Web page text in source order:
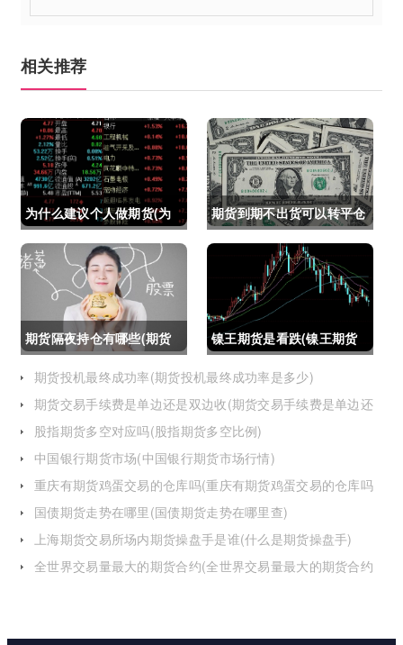
相关推荐
为什么建议个人做期货(为
什么建议个人做期货交易)
期货到期不出货可以转平仓
吗吗(期货如果到期不平仓
怎么办)
期货隔夜持仓有哪些(期货
隔夜持仓有哪些风险)
镍王期货是看跌(镍王期货
是看跌还是看涨)
期货投机最终成功率(期货投机最终成功率是多少)
期货交易手续费是单边还是双边收(期货交易手续费是单边还
股指期货多空对应吗(股指期货多空比例)
中国银行期货市场(中国银行期货市场行情)
重庆有期货鸡蛋交易的仓库吗(重庆有期货鸡蛋交易的仓库吗
国债期货走势在哪里(国债期货走势在哪里查)
上海期货交易所场内期货操盘手是谁(什么是期货操盘手)
全世界交易量最大的期货合约(全世界交易量最大的期货合约